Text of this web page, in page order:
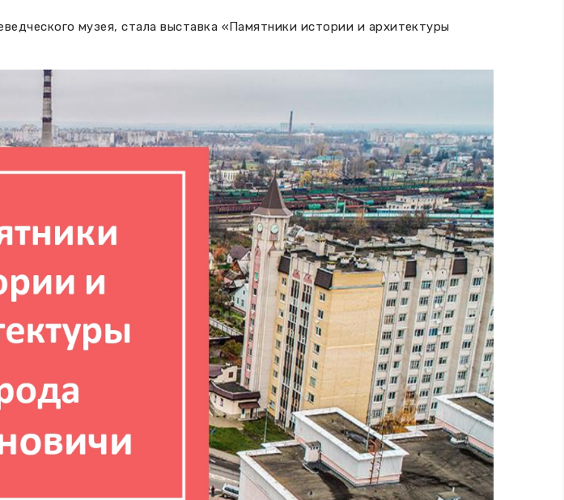
музея, стала выставка «Памятники истории и архитектуры